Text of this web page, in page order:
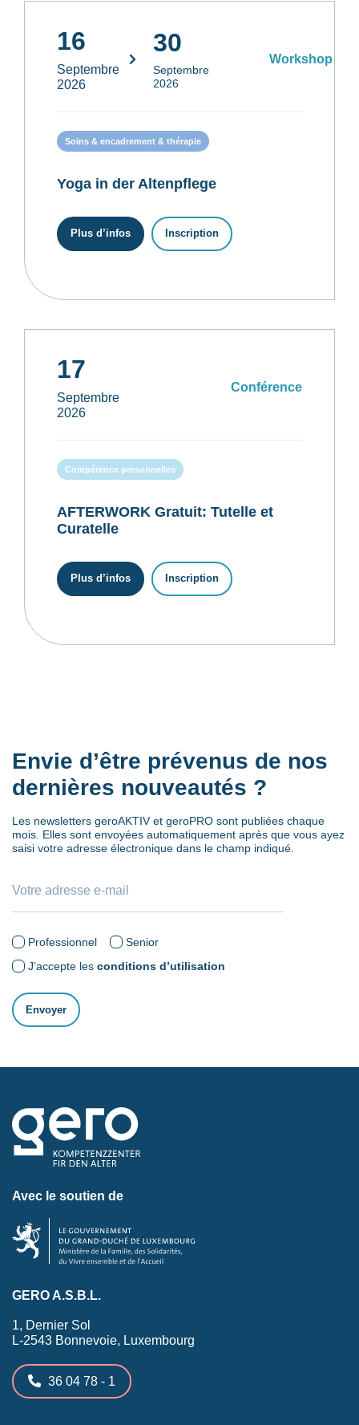
16
Septembre
2026
30
Septembre
2026
Workshop
Soins & encadrement & thérapie
Yoga in der Altenpflege
Plus d’infos Inscription
17
Septembre
2026
Conférence
Compétence personnelles
AFTERWORK Gratuit: Tutelle et
Curatelle
Plus d’infos Inscription
Envie d’être prévenus de nos
dernières nouveautés ?
Les newsletters geroAKTIV et geroPRO sont publiées chaque
mois. Elles sont envoyées automatiquement après que vous ayez
saisi votre adresse électronique dans le champ indiqué.
Professionnel
Senior
J’accepte les conditions d’utilisation
Avec le soutien de
GERO A.S.B.L.
1, Dernier Sol
L-2543 Bonnevoie, Luxembourg
36 04 78 - 1